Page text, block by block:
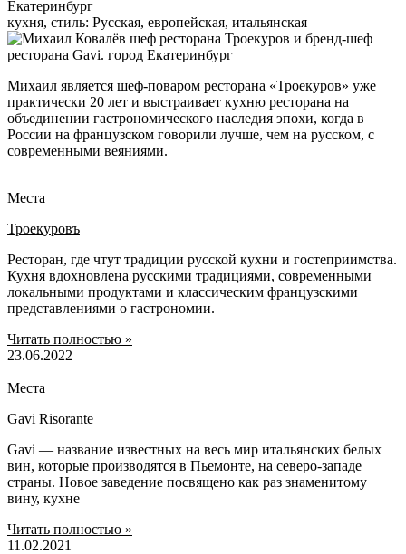
Екатеринбург
кухня, стиль: Русская, европейская, итальянская
Михаил является шеф-поваром ресторана «Троекуров» уже
практически 20 лет и выстраивает кухню ресторана на
объединении гастрономического наследия эпохи, когда в
России на французском говорили лучше, чем на русском, с
современными веяниями.
Места
Троекуровъ
Ресторан, где чтут традиции русской кухни и гостеприимства.
Кухня вдохновлена русскими традициями, современными
локальными продуктами и классическим французскими
представлениями о гастрономии.
Читать полностью »
23.06.2022
Места
Gavi Risorante
Gavi — название известных на весь мир итальянских белых
вин, которые производятся в Пьемонте, на северо-западе
страны. Новое заведение посвящено как раз знаменитому
вину, кухне
Читать полностью »
11.02.2021